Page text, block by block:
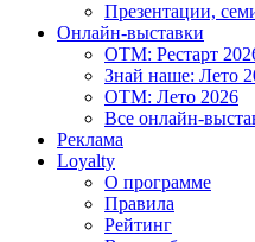
Презентации,
Онлайн-выставки
OTM: Рестарт
Знай наше: Лето
OTM: Лето 2026
Все онлайн-
Реклама
Loyalty
О программе
Правила
Рейтинг